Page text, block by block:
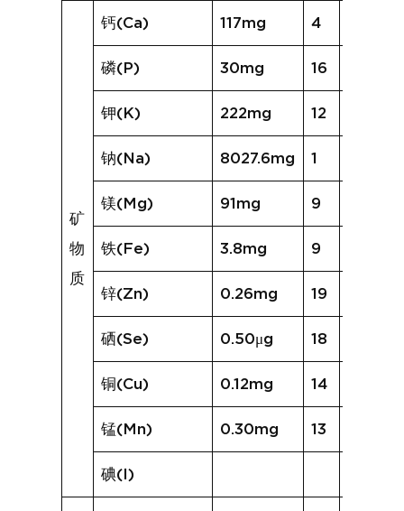
矿
物
质
钙(Ca) 117mg 4
磷(P) 30mg 16
钾(K) 222mg 12
钠(Na) 8027.6mg 1
镁(Mg) 91mg 9
铁(Fe) 3.8mg 9
锌(Zn) 0.26mg 19
硒(Se) 0.50μg 18
铜(Cu) 0.12mg 14
锰(Mn) 0.30mg 13
碘(I)